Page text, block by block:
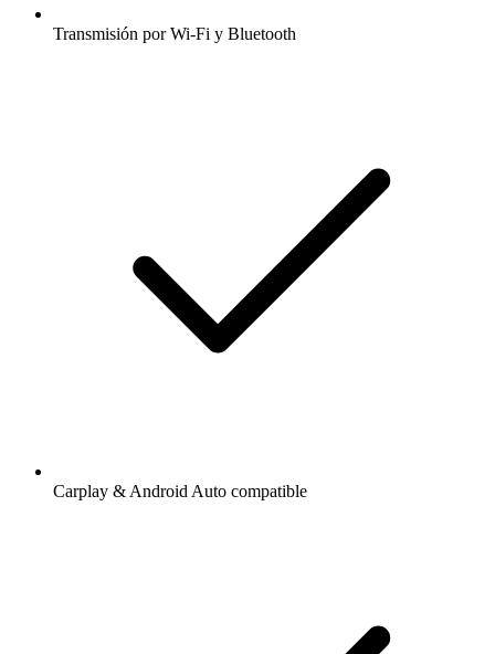
Transmisión por Wi-Fi y Bluetooth
Carplay & Android Auto compatible